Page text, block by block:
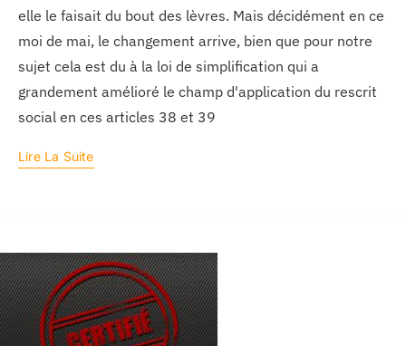
elle le faisait du bout des lèvres. Mais décidément en ce
moi de mai, le changement arrive, bien que pour notre
sujet cela est du à la loi de simplification qui a
grandement amélioré le champ d'application du rescrit
social en ces articles 38 et 39
Lire La Suite